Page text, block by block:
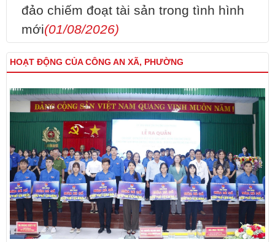
đảo chiếm đoạt tài sản trong tình hình
mới(01/08/2026)
HOẠT ĐỘNG CỦA CÔNG AN XÃ, PHƯỜNG